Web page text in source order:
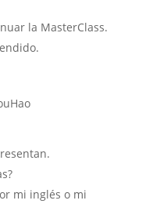
la MasterClass.
mi inglés o mi